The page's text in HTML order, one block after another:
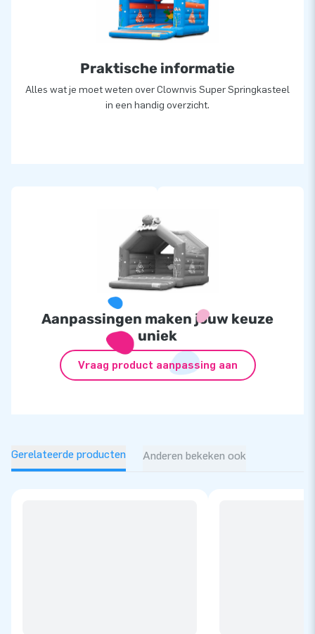
van onze professionele service en levering. Zij noemen ons
ook wel creators of greatness.
Praktische informatie
Alles wat je moet weten over Clownvis Super Springkasteel
in een handig overzicht.
Aanpassingen maken jouw keuze
uniek
Vraag product aanpassing aan
Gerelateerde producten Anderen bekeken ook